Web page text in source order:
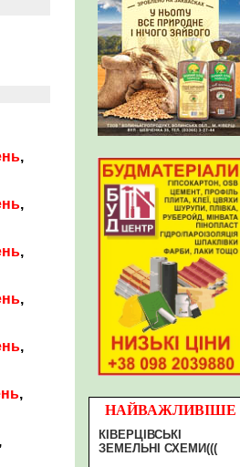
НАЙВАЖЛИВІШЕ
КІВЕРЦІВСЬКІ
ЗЕМЕЛЬНІ СХЕМИ(((
,
,
,
,
,
,
,